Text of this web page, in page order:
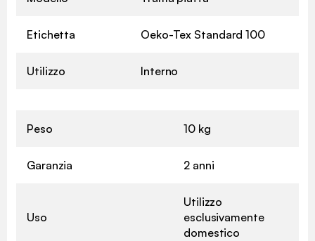
Etichetta Oeko-Tex Standard 100
Utilizzo Interno
Peso 10 kg
Garanzia 2 anni
Uso
Utilizzo
esclusivamente
domestico